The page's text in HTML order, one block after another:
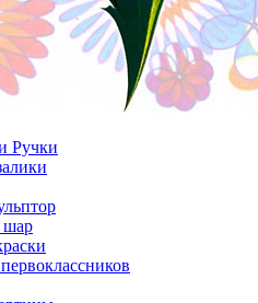
Ручки